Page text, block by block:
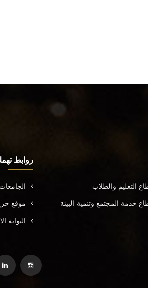
التعليم والطلاب
خدمة المجتمع وتنمية البيئة
روابط
موقع
البوابة